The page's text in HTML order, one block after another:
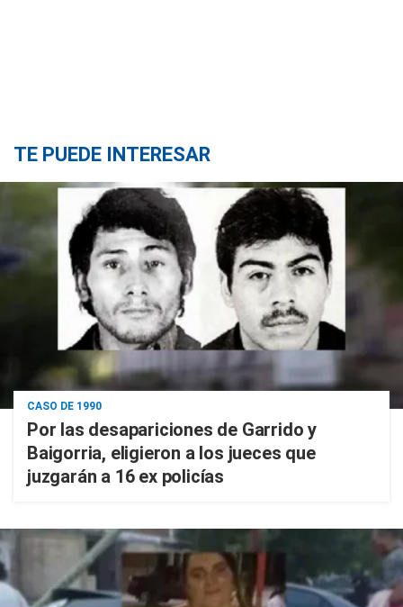
TE PUEDE INTERESAR
CASO DE 1990
Por las desapariciones de Garrido y
Baigorria, eligieron a los jueces que
juzgarán a 16 ex policías